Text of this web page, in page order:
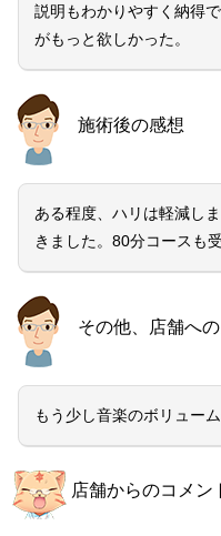
説明もわかりやすく納得
がもっと欲しかった。
施術後の感想
ある程度、ハリは軽減し
きました。80分コースも
その他、店舗へ
もう少し音楽のボリュー
店舗からのコメン